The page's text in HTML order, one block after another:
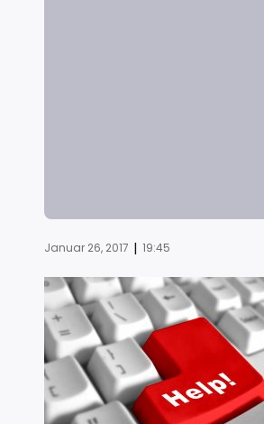
Januar 26, 2017 | 19:45